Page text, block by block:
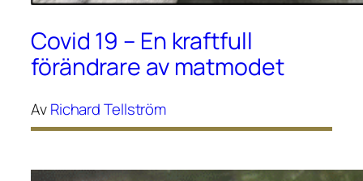
Covid 19 – En kraftfull
förändrare av matmodet
AvRichard Tellström